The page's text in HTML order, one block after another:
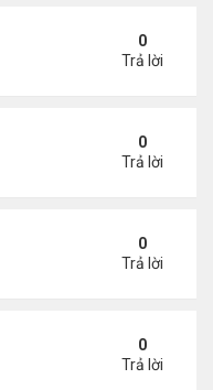
0
Trả lời
0
Trả lời
0
Trả lời
0
Trả lời